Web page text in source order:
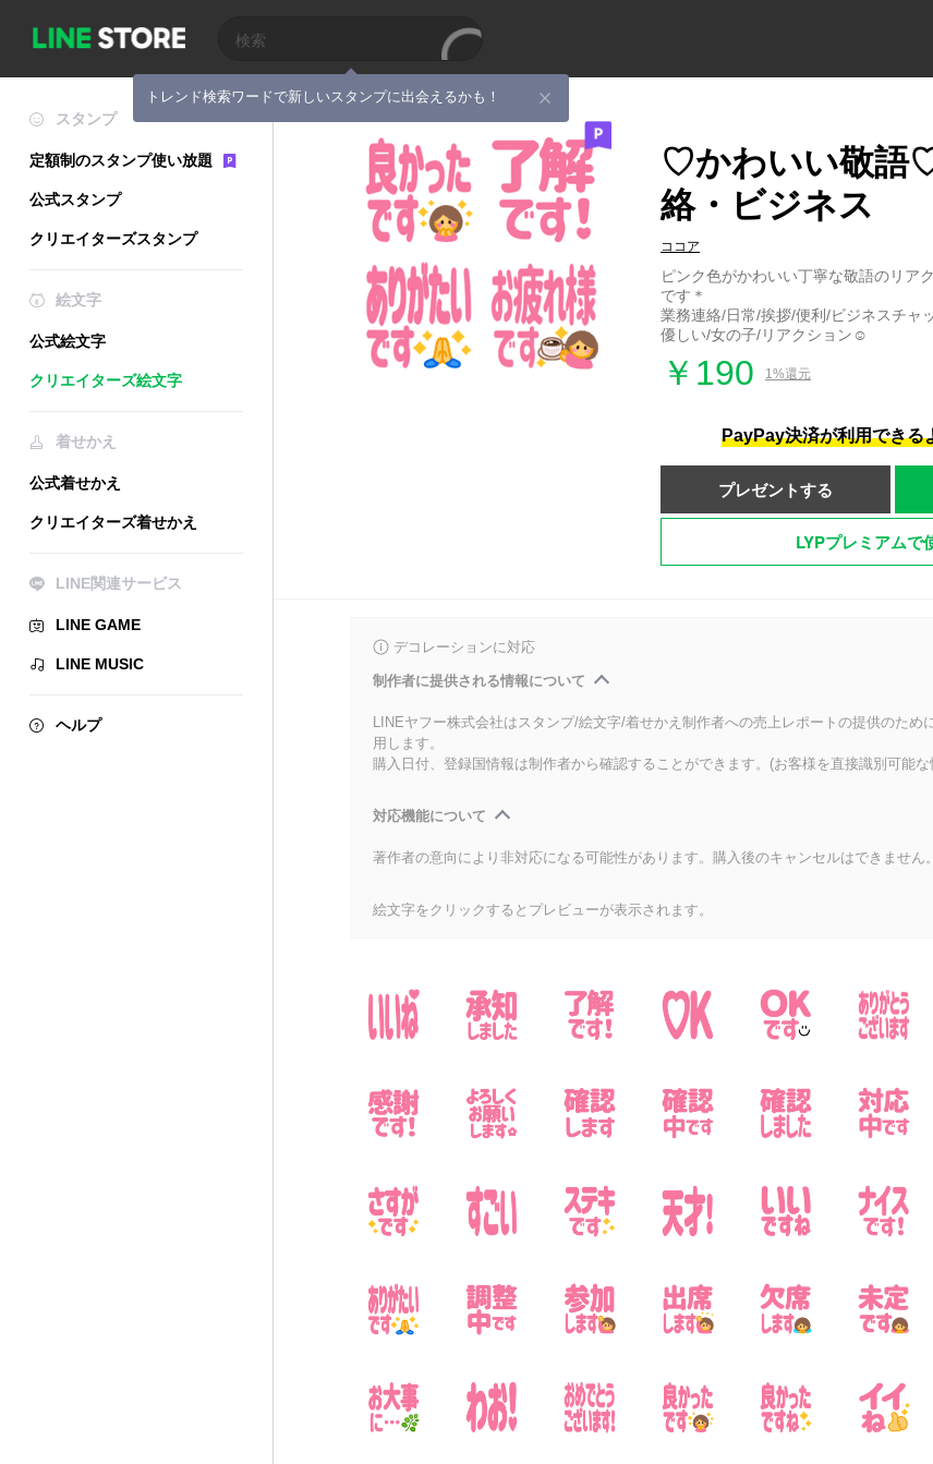
トレンド検索ワードで新しいスタンプに出会えるかも！
スタンプ
定額制のスタンプ使い放題
公式スタンプ
クリエイターズスタンプ
絵文字
公式絵文字
クリエイターズ絵文字
着せかえ
公式着せかえ
クリエイターズ着せかえ
LINE関連サービス
LINE GAME
LINE MUSIC
ヘルプ
♡かわいい敬語
絡・ビジネス
ココア
ピンク色がかわいい丁寧な敬語のリア
です＊
業務連絡/日常/挨拶/便利/ビジネスチャ
優しい/女の子/リアクション☺︎
￥190 1%還元
PayPay決済が利用できる
プレゼントする
LYPプレミアムで
デコレーションに対応
制作者に提供される情報について
LINEヤフー株式会社はスタンプ/絵文字/着せかえ制作者への売上レポートの提供のため
用します。
購入日付、登録国情報は制作者から確認することができます。(お客様を直接識別可能
対応機能について
著作者の意向により非対応になる可能性があります。購入後のキャンセルはできません。
絵文字をクリックするとプレビューが表示されます。